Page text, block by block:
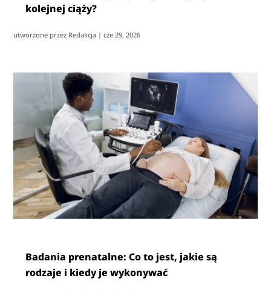
kolejnej ciąży?
utworzone przez Redakcja |cze 29, 2026
Badania prenatalne: Co to jest, jakie są
rodzaje i kiedy je wykonywać